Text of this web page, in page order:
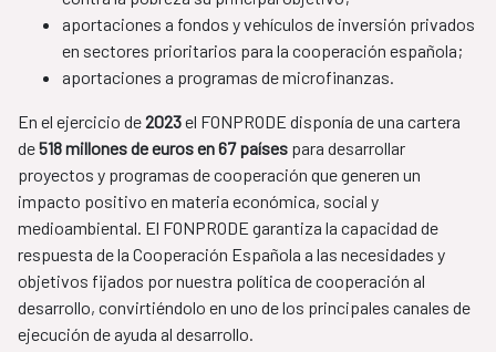
aportaciones a fondos y vehículos de inversión privados
en sectores prioritarios para la cooperación española;
aportaciones a programas de microfinanzas.
En el ejercicio de2023el FONPRODE disponía de una cartera
de518 millones de euros en 67 países para desarrollar
proyectos y programas de cooperación que generen un
impacto positivo en materia económica, social y
medioambiental. El FONPRODE garantiza la capacidad de
respuesta de la Cooperación Española a las necesidades y
objetivos fijados por nuestra política de cooperación al
desarrollo, convirtiéndolo en uno de los principales canales de
ejecución de ayuda al desarrollo.